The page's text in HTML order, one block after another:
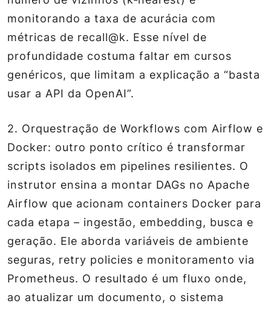
monitorando a taxa de acurácia com
métricas de recall@k. Esse nível de
profundidade costuma faltar em cursos
genéricos, que limitam a explicação a “basta
usar a API da OpenAI”.
2. Orquestração de Workflows com Airflow e
Docker: outro ponto crítico é transformar
scripts isolados em pipelines resilientes. O
instrutor ensina a montar DAGs no Apache
Airflow que acionam containers Docker para
cada etapa – ingestão, embedding, busca e
geração. Ele aborda variáveis de ambiente
seguras, retry policies e monitoramento via
Prometheus. O resultado é um fluxo onde,
ao atualizar um documento, o sistema